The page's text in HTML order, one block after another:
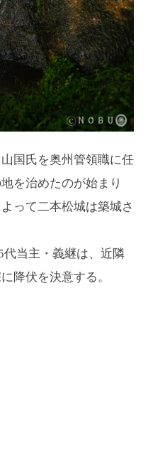
国氏を奥州管領職に任
を治めたのが始まり
って二本松城は築城さ
代当主・義継は、近隣
降伏を決意する。